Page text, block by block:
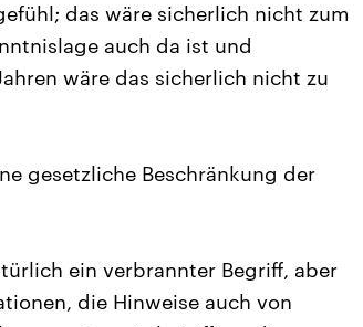
das wäre sicherlich nicht zum
auch da ist und
wäre das sicherlich nicht zu
gesetzliche Beschränkung der
ein verbrannter Begriff, aber
die Hinweise auch von